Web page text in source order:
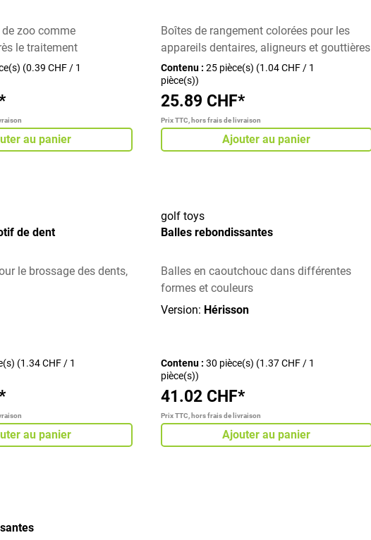
zoo comme
le traitement
(0.39 CHF / 1
au panier
Boîtes de rangement colorées pour les
appareils dentaires, aligneurs et gouttières
Contenu :25 pièce(s) (1.04 CHF / 1
pièce(s))
25.89 CHF*
Prix TTC, hors frais de livraison
Ajouter au panier
de dent
le brossage des dents,
(1.34 CHF / 1
au panier
golf toys
Balles rebondissantes
Balles en caoutchouc dans différentes
formes et couleurs
Version: Hérisson
Contenu :30 pièce(s) (1.37 CHF / 1
pièce(s))
41.02 CHF*
Prix TTC, hors frais de livraison
Ajouter au panier